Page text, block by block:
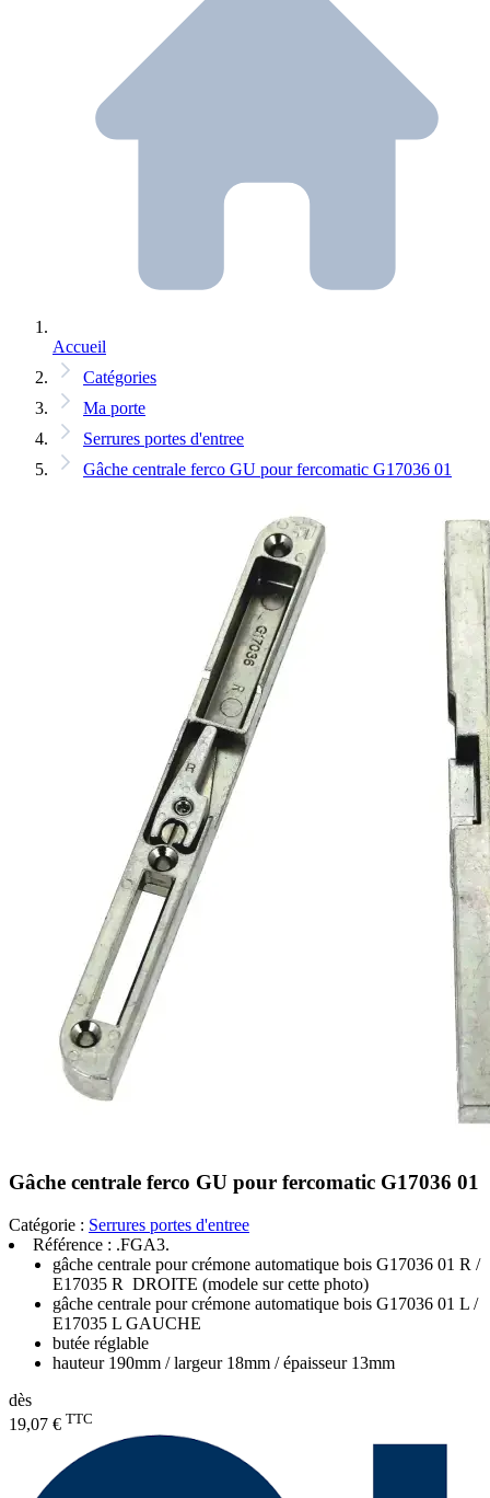
Accueil
Catégories
Ma porte
Serrures portes d'entree
Gâche centrale ferco GU pour fercomatic G17036 01
Gâche centrale ferco GU pour fercomatic G17036 01
Catégorie : Serrures portes d'entree
Référence : .FGA3.
gâche centrale pour crémone automatique bois G17036 01 R /
E17035 R DROITE (modele sur cette photo)
gâche centrale pour crémone automatique bois G17036 01 L /
E17035 L GAUCHE
butée réglable
hauteur 190mm / largeur 18mm / épaisseur 13mm
dès
19,07 € TTC